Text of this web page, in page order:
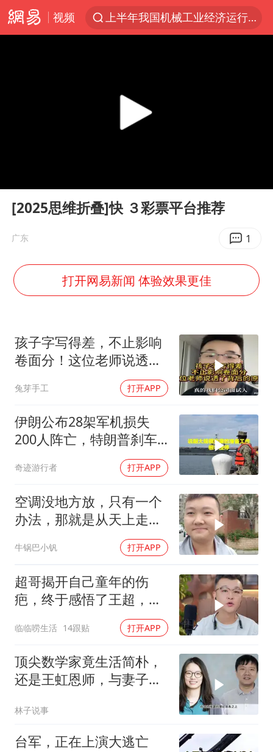
视频
上半年我国机械工业经济运行稳中有进
广岛核爆81周年央视播《奥本海默》
台风灿鸿未来对中国无影响
立秋的仪式感
“中国蔬菜之乡”最高温达41.8℃
东方之约 相约未来
Play
[2025思维折叠]快 ３彩票平台推荐
广东 1
打开网易新闻 体验效果更佳
孩子字写得差，不止影响
卷面分！这位老师说透了
兔芽手工 打开APP
伊朗公布28架军机损失
200人阵亡，特朗普刹车
奇迹游行者 打开APP
空调没地方放，只有一个
办法，那就是从天上走，
牛锅巴小钒 打开APP
超哥揭开自己童年的伤
疤，终于感悟了王超，他
决定接妈妈回来养老
临临唠生活 14跟贴 打开APP
顶尖数学家竟生活简朴，
还是王虹恩师，与妻子合
林子说事
台军，正在上演大逃亡